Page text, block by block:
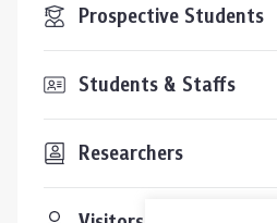
Prospective Students
Students & Staffs
Researchers